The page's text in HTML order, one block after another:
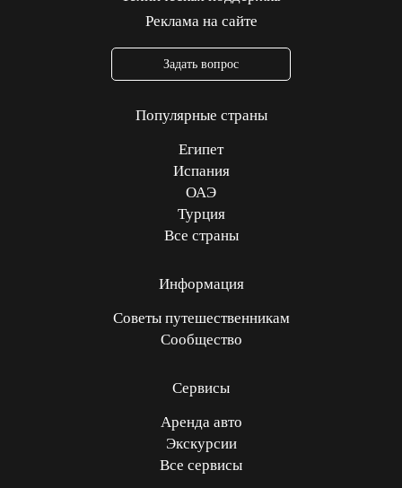
Реклама на сайте
Задать вопрос
Популярные страны
Египет
Испания
ОАЭ
Турция
Все страны
Информация
Советы путешественникам
Сообщество
Сервисы
Аренда авто
Экскурсии
Все сервисы